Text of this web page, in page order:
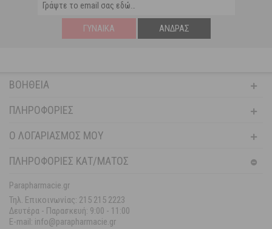
ΓΥΝΑΊΚΑ ΆΝΔΡΑΣ
ΒΟΉΘΕΙΑ
ΠΛΗΡΟΦΟΡΊΕΣ
Ο ΛΟΓΑΡΙΑΣΜΌΣ ΜΟΥ
ΠΛΗΡΟΦΟΡΙΕΣ ΚΑΤ/ΜΑΤΟΣ
Parapharmacie.gr
Τηλ. Επικοινωνίας: 215 215 2223
Δευτέρα - Παρασκευή: 9:00 - 11:00
E-mail: info@parapharmacie.gr